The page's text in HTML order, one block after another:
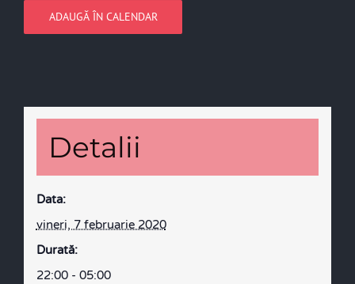
ADAUGĂ ÎN CALENDAR
Detalii
Data:
vineri, 7 februarie 2020
Durată:
22:00 - 05:00